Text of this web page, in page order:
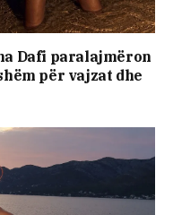
Dafi paralajmëron
për vajzat dhe